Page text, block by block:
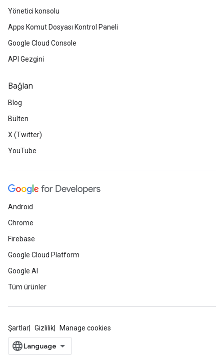
Yönetici konsolu
Apps Komut Dosyası Kontrol Paneli
Google Cloud Console
API Gezgini
Bağlan
Blog
Bülten
X (Twitter)
YouTube
Android
Chrome
Firebase
Google Cloud Platform
Google AI
Tüm ürünler
Şartlar Gizlilik Manage cookies